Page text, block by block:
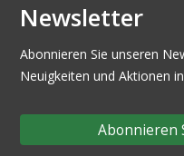
Newsletter
Abonnieren Sie unseren
Neuigkeiten und Aktionen
Abonnieren